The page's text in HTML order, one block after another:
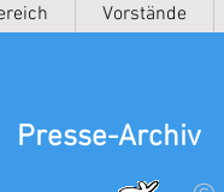
Vorstände
Presse-Archiv